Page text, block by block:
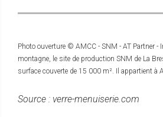
Photo ouverture © AMCC - SNM - AT Partner -
montagne, le site de production SNM de La
surface couverte de 15 000 m². Il appartient à
Source : verre-menuiserie.com